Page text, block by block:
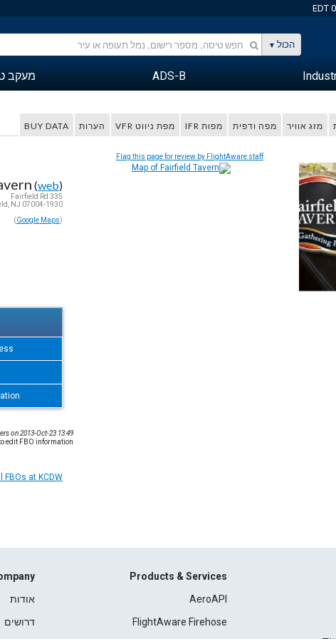
הכול
ADS-B מעקב
מזג אוויר מפה ודפית מפות IFR מפת ניווט VFR הערות BUY DATA
Flag this page for review by FlightAware staff
(web)
335 Fairfield Rd
NJ 07004-1930
(
Google Maps
)
on 2013-Oct-23 13:49.
edit FBO information.
at KCDW
Products & Services
AeroAPI
FlightAware Firehose
אודות
דרושים